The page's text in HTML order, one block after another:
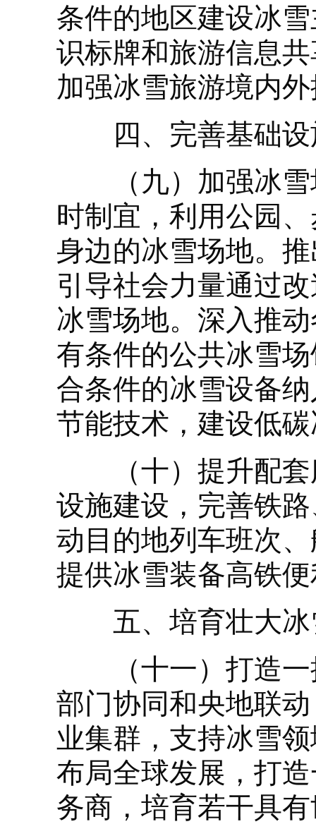
条件的地区建设冰
识标牌和旅游信息
加强冰雪旅游境内
四、完善基础设
（九）加强冰雪
时制宜，利用公园
身边的冰雪场地。
引导社会力量通过
冰雪场地。深入推
有条件的公共冰雪
合条件的冰雪设备
节能技术，建设低
（十）提升配套
设施建设，完善铁
动目的地列车班次
提供冰雪装备高铁
五、培育壮大冰
（十一）打造一
部门协同和央地联
业集群，支持冰雪
布局全球发展，打
务商，培育若干具